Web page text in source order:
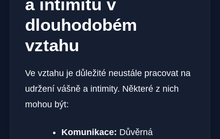
a intimitu v
dlouhodobém
vztahu
Ve vztahu je důležité neustále pracovat na
udržení vášně a intimity. Některé z nich
mohou být:
Komunikace: Důvěrná